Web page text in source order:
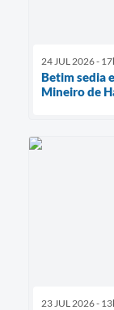
24 JUL 2026 -
Betim sedia
Mineiro de
23 JUL 2026 -